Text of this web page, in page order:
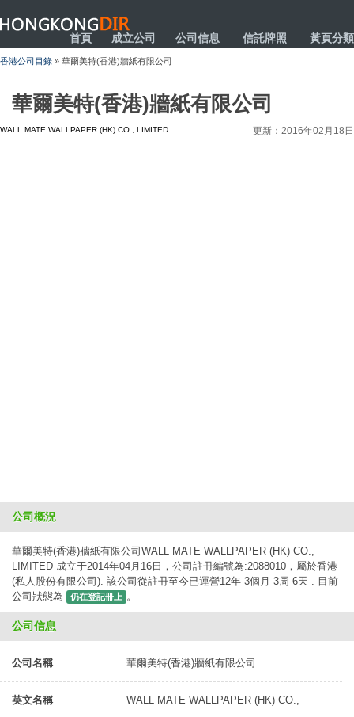
HONGKONGDIR
首頁 成立公司 公司信息 信託牌照 黃頁分類
香港公司目錄 » 華爾美特(香港)牆紙有限公司
華爾美特(香港)牆紙有限公司
WALL MATE WALLPAPER (HK) CO., LIMITED 更新：2016年02月18日
公司概況
華爾美特(香港)牆紙有限公司WALL MATE WALLPAPER (HK) CO.,
LIMITED 成立于2014年04月16日，公司註冊編號為:2088010，屬於香港
(私人股份有限公司). 該公司從註冊至今已運營12年 3個月 3周 6天 . 目前
公司狀態為
仍在登記冊上 。
公司信息
公司名稱 華爾美特(香港)牆紙有限公司
英文名稱
WALL MATE WALLPAPER (HK) CO.,